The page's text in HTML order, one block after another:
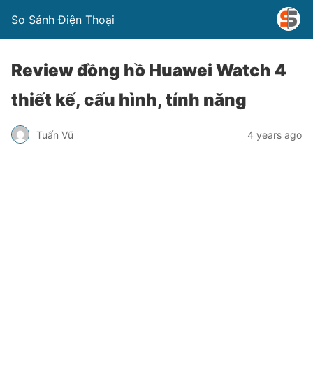
So Sánh Điện Thoại
Review đồng hồ Huawei Watch 4
thiết kế, cấu hình, tính năng
Tuấn Vũ 4 years ago